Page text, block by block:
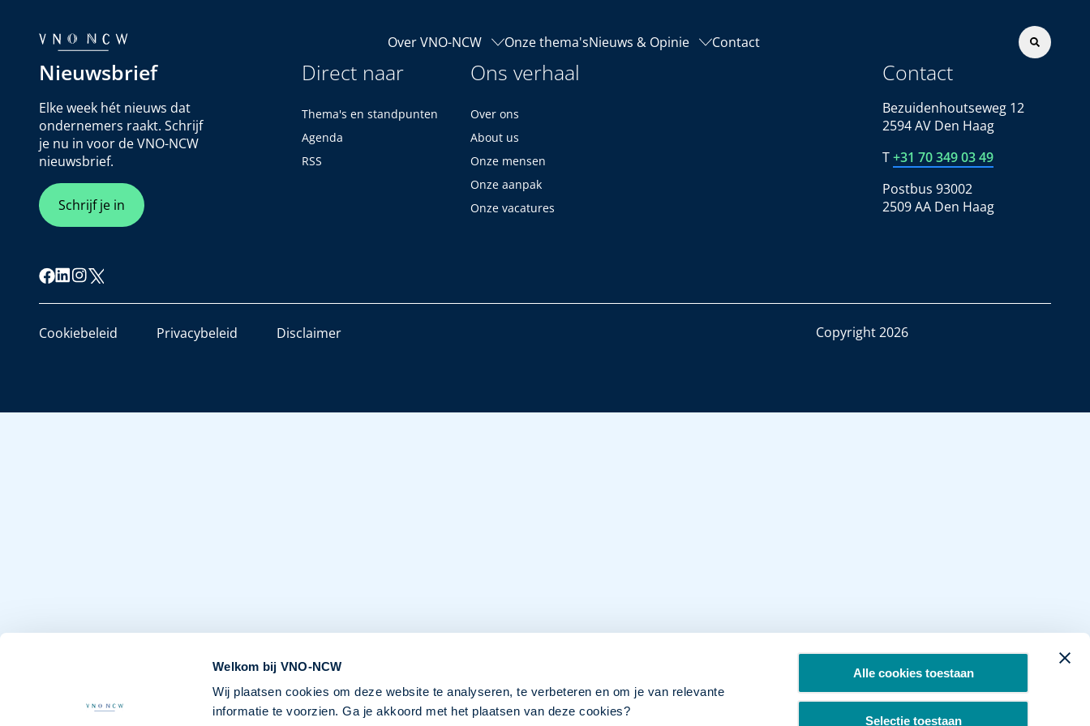
Welkom bij VNO-NCW
Wij plaatsen cookies om deze website te analyseren, te verbeteren en om je van relevante
informatie te voorzien. Ga je akkoord met het plaatsen van deze cookies?
Alle cookies toestaan
Selectie toestaan
Over VNO-NCW Onze thema'sNieuws & Opinie Contact
Nieuwsbrief
Elke week hét nieuws dat
ondernemers raakt. Schrijf
je nu in voor de VNO-NCW
nieuwsbrief.
Schrijf je in
Direct naar
Thema's en standpunten
Agenda
RSS
Ons verhaal
Over ons
About us
Onze mensen
Onze aanpak
Onze vacatures
Contact
Bezuidenhoutseweg 12
2594 AV Den Haag
T+31 70 349 03 49
Postbus 93002
2509 AA Den Haag
Cookiebeleid Privacybeleid Disclaimer Copyright 2026